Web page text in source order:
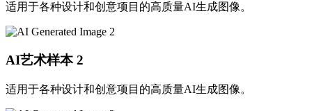
适用于各种设计和创意项目的高质量AI生成图像。
AI艺术样本 2
适用于各种设计和创意项目的高质量AI生成图像。